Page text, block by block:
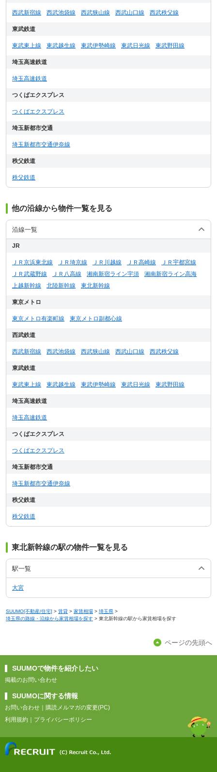
西武新宿線 西武池袋線 西武狭山線 西武山口線 西武秩父線
東武鉄道
東武東上線 東武越生線 東武伊勢崎線 東武日光線 東武野田線
埼玉高速鉄道
埼玉高速鉄道
つくばエクスプレス
つくばエクスプレス
埼玉新都市交通
埼玉新都市交通伊奈線
秩父鉄道
秩父鉄道
他の沿線から物件一覧を見る
沿線一覧
JR
ＪＲ京浜東北線 ＪＲ埼京線 ＪＲ川越線 ＪＲ高崎線
ＪＲ宇都宮線
ＪＲ武蔵野線
ＪＲ八高線 湘南新宿ライン宇須
湘南新宿ライン高海
上越新幹線
北陸新幹線 東北新幹線
東京メトロ
東京メトロ有楽町線 東京メトロ副都心線
西武鉄道
西武新宿線 西武池袋線 西武狭山線 西武山口線 西武秩父線
東武鉄道
東武東上線 東武越生線 東武伊勢崎線 東武日光線 東武野田線
埼玉高速鉄道
埼玉高速鉄道
つくばエクスプレス
つくばエクスプレス
埼玉新都市交通
埼玉新都市交通伊奈線
秩父鉄道
秩父鉄道
東北新幹線の駅の物件一覧を見る
駅一覧
大宮
SUUMO[不動産/住宅] > 賃貸 > 家賃相場 > 埼玉県 >
埼玉県の路線・沿線から家賃相場を探す > 東北新幹線の駅から家賃相場を探す
ページの先頭へ
SUUMOで物件を紹介したい
掲載のお問い合わせ
SUUMOに関する情報
お問い合わせ
購読メルマガの変更(PC)
利用規約
プライバシーポリシー